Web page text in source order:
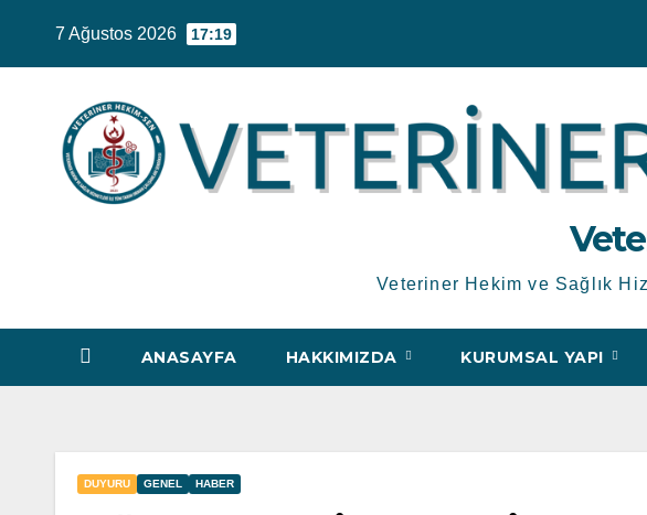
7 Ağustos 2026 17:19
Veteriner Hekim ve Sağlık
ANASAYFA HAKKIMIZDA KURUMSAL YAPI
DUYURU GENEL HABER